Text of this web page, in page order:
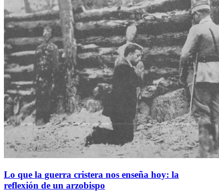
Lo que la guerra cristera nos enseña hoy: la
reflexión de un arzobispo